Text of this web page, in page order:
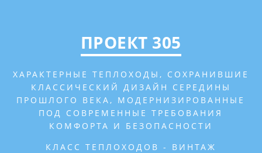
ПРОЕКТ 305
ХАРАКТЕРНЫЕ ТЕПЛОХОДЫ, СОХРАНИВШИЕ
КЛАССИЧЕСКИЙ ДИЗАЙН СЕРЕДИНЫ
ПРОШЛОГО ВЕКА, МОДЕРНИЗИРОВАННЫЕ
ПОД СОВРЕМЕННЫЕ ТРЕБОВАНИЯ
КОМФОРТА И БЕЗОПАСНОСТИ
КЛАСС ТЕПЛОХОДОВ - ВИНТАЖ